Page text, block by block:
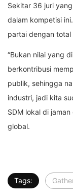
Sekitar 36 juri
dalam kompetisi
partai dengan total
“Bukan nilai yang
berkontribusi
publik, sehingga
industri, jadi kita
SDM lokal di
global.
Tags: